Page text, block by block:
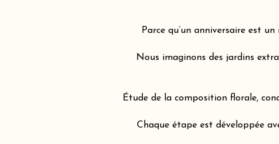
Parce qu’un anniversaire est
Nous imaginons des jardins
Étude de la composition florale,
Chaque étape est développée